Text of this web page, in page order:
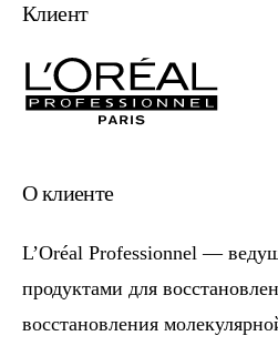
Клиент
О клиенте
L’Oréal Professionnel —
продуктами для
восстановления